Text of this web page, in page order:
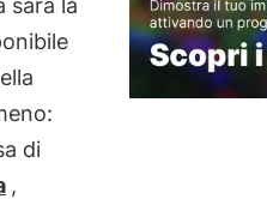
sarà la
di
,